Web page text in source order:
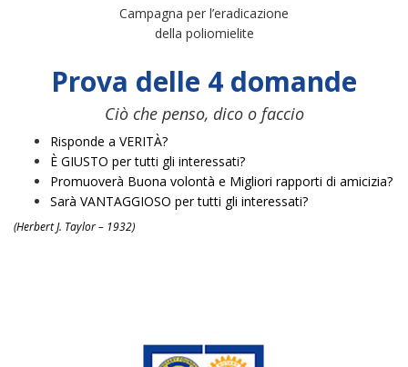
Campagna per l’eradicazione
della poliomielite
Prova delle 4 domande
Ciò che penso, dico o faccio
Risponde a VERITÀ?
È GIUSTO per tutti gli interessati?
Promuoverà Buona volontà e Migliori rapporti di amicizia?
Sarà VANTAGGIOSO per tutti gli interessati?
(Herbert J. Taylor – 1932)